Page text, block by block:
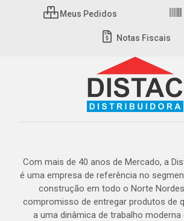
Meus Pedidos
Notas Fiscais
Com mais de 40 anos de Mercado, a
é uma empresa de referência no
construção em todo o Norte
compromisso de entregar produtos de
a uma dinâmica de trabalho moderna